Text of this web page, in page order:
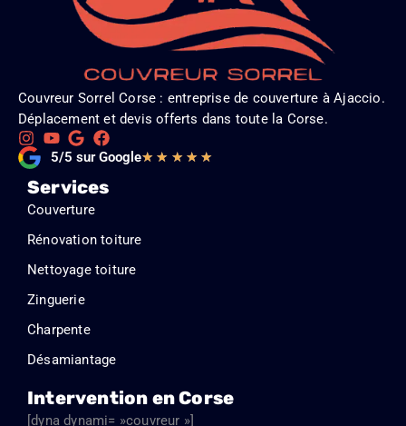
Couvreur Sorrel Corse : entreprise de couverture à Ajaccio.
Déplacement et devis offerts dans toute la Corse.
5/5 sur Google★ ★ ★ ★ ★Noté
Services
Couverture
Rénovation toiture
Nettoyage toiture
Zinguerie
Charpente
Désamiantage
Intervention en Corse
[dyna dynami= »couvreur »]